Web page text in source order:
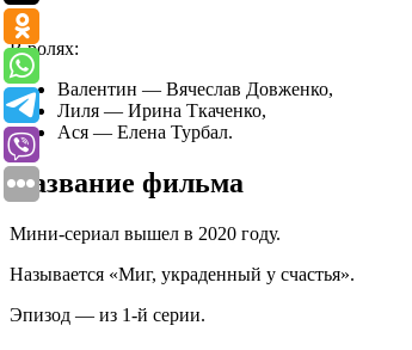
В ролях:
Валентин — Вячеслав Довженко,
Лиля — Ирина Ткаченко,
Ася — Елена Турбал.
Название фильма
Мини-сериал вышел в 2020 году.
Называется «Миг, украденный у счастья».
Эпизод — из 1-й серии.